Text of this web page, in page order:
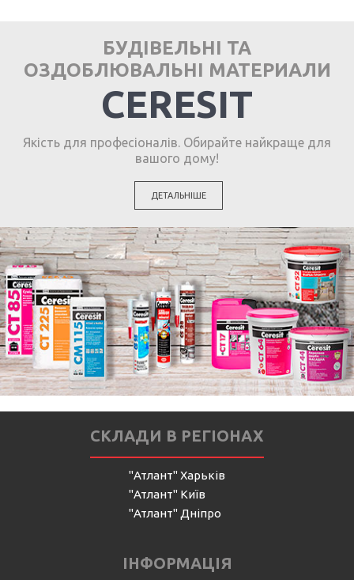
БУДІВЕЛЬНІ ТА
ОЗДОБЛЮВАЛЬНІ МАТЕРИАЛИ
CERESIT
Якість для професіоналів. Обирайте найкраще для
вашого дому!
ДЕТАЛЬНІШЕ
СКЛАДИ В РЕГІОНАХ
"Атлант" Харьків
"Атлант" Київ
"Атлант" Дніпро
ІНФОРМАЦІЯ